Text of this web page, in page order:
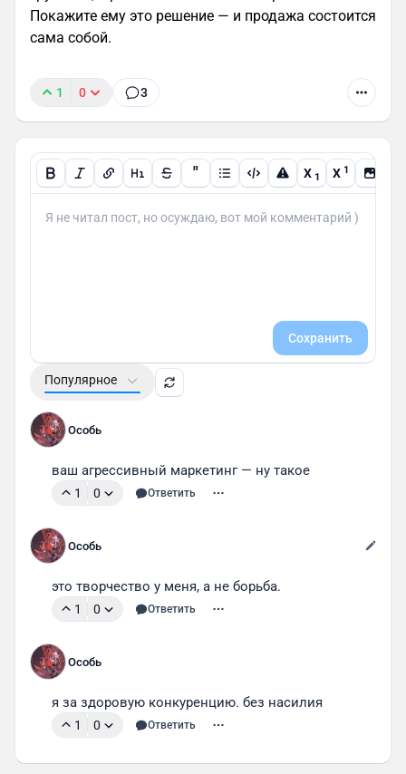
Покажите ему это решение — и продажа состоится
сама собой.
1 0 3
" X 1 X 1
Сохранить
Популярное
Особь
ваш агрессивный маркетинг — ну такое
1 0 Ответить
Особь
1 0 Ответить
Особь
я за здоровую конкуренцию. без насилия
1 0 Ответить